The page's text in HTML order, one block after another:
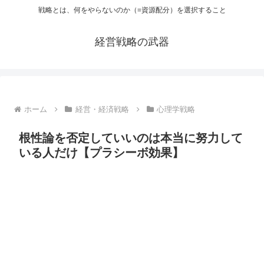
戦略とは、何をやらないのか（=資源配分）を選択すること
経営戦略の武器
ホーム 経営・経済戦略 心理学戦略
根性論を否定していいのは本当に努力して
いる人だけ【プラシーボ効果】